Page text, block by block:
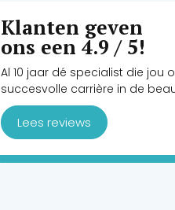
Klanten geven
ons een 4.9 / 5!
Al 10 jaar dé specialist die jou
succesvolle carrière in de
Lees reviews